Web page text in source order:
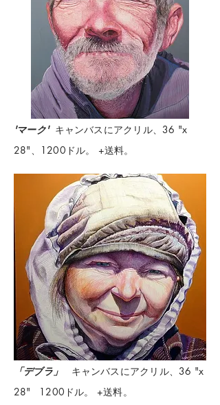
'マーク' キャンバスにアクリル、36 "x
28"、1200ドル。 +送料。
「デブラ」
キャンバスにアクリル、36 "x
28"
1200ドル。 +送料。